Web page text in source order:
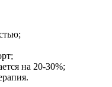
на 20-30%;